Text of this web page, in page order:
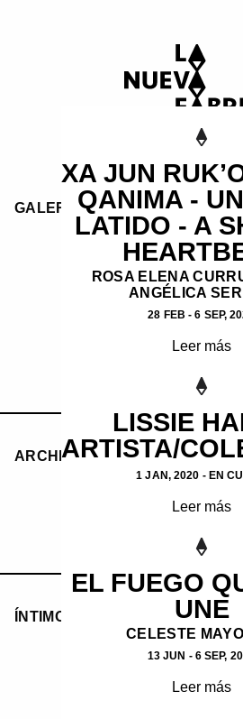
GALERÍA PRINCIPAL
XA JUN
QANIMA -
LATIDO - A
ROSA ELENA
ANGÉLICA
28 FEB - 6 SEP,
Leer más
ARCHIVO LISSIE HABIE
LISSIE
ARTISTA/
1 JAN, 2020 - EN
Leer más
ÍNTIMO - ESPACIO DE
EL FUEGO
UNE
CELESTE
13 JUN - 6 SEP,
Leer más